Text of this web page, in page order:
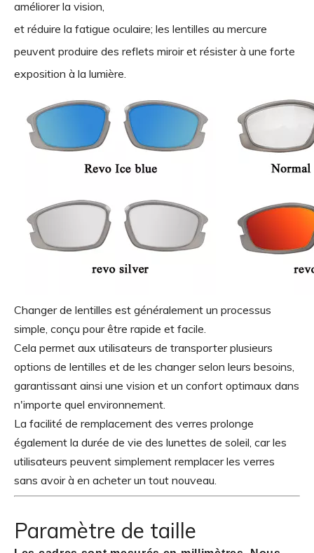
améliorer la vision,
et réduire la fatigue oculaire; les lentilles au mercure
peuvent produire des reflets miroir et résister à une forte
exposition à la lumière.
Changer de lentilles est généralement un processus
simple, conçu pour être rapide et facile.
Cela permet aux utilisateurs de transporter plusieurs
options de lentilles et de les changer selon leurs besoins,
garantissant ainsi une vision et un confort optimaux dans
n'importe quel environnement.
La facilité de remplacement des verres prolonge
également la durée de vie des lunettes de soleil, car les
utilisateurs peuvent simplement remplacer les verres
sans avoir à en acheter un tout nouveau.
Paramètre de taille